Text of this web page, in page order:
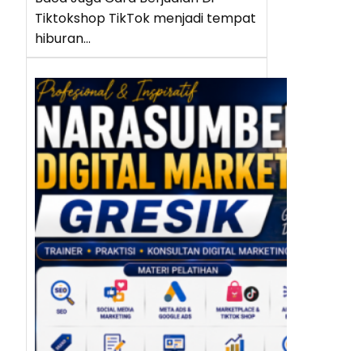
Tiktokshop TikTok menjadi tempat
hiburan…